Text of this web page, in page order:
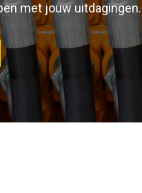
met jouw uitdagingen.